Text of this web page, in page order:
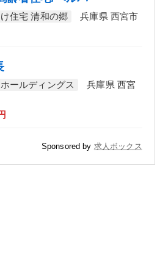
住宅 清和の郷
兵庫県 西宮市
ールディングス
兵庫県 西宮
Sponsored by 求人ボックス